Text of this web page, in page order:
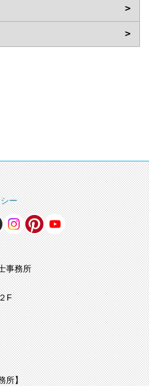
ー
事務所
２F
所】